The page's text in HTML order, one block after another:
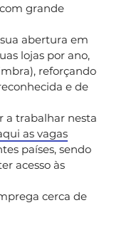
grande
abertura em
lojas por ano,
reforçando
e de
a trabalhar nesta
as vagas
países, sendo
acesso às
cerca de